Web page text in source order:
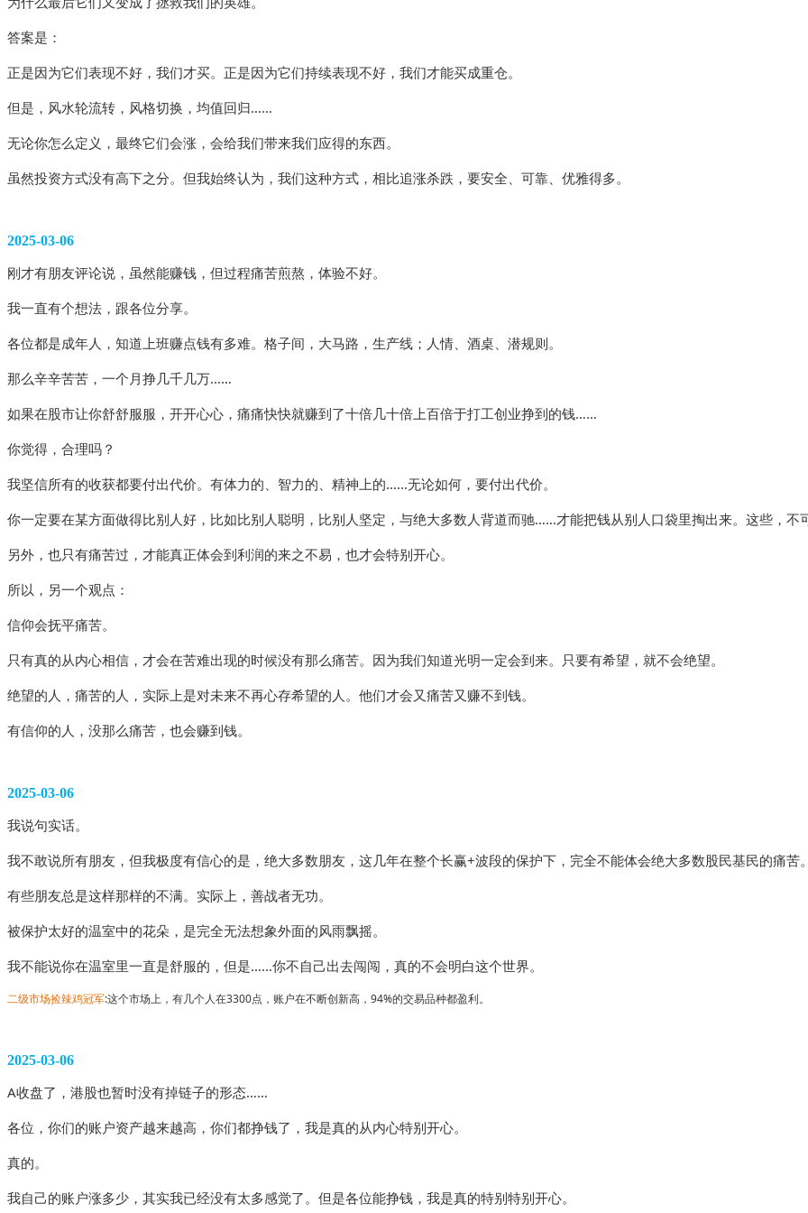
答案是：
正是因为它们表现不好，我们才买。正是因为它们持续表现不好，我们才能买成重仓。
但是，风水轮流转，风格切换，均值回归……
无论你怎么定义，最终它们会涨，会给我们带来我们应得的东西。
虽然投资方式没有高下之分。但我始终认为，我们这种方式，相比追涨杀跌，要安全、可靠、优雅得多。
2025-03-06
刚才有朋友评论说，虽然能赚钱，但过程痛苦煎熬，体验不好。
我一直有个想法，跟各位分享。
各位都是成年人，知道上班赚点钱有多难。格子间，大马路，生产线；人情、酒桌、潜规则。
那么辛辛苦苦，一个月挣几千几万……
如果在股市让你舒舒服服，开开心心，痛痛快快就赚到了十倍几十倍上百倍于打工创业挣到的钱……
你觉得，合理吗？
我坚信所有的收获都要付出代价。有体力的、智力的、精神上的……无论如何，要付出代价。
你一定要在某方面做得比别人好，比如比别人聪明，比别人坚定，与绝大多数人背道而驰……才能把钱从别人口袋里掏出来。这些，不
另外，也只有痛苦过，才能真正体会到利润的来之不易，也才会特别开心。
所以，另一个观点：
信仰会抚平痛苦。
只有真的从内心相信，才会在苦难出现的时候没有那么痛苦。因为我们知道光明一定会到来。只要有希望，就不会绝望。
绝望的人，痛苦的人，实际上是对未来不再心存希望的人。他们才会又痛苦又赚不到钱。
有信仰的人，没那么痛苦，也会赚到钱。
2025-03-06
我说句实话。
我不敢说所有朋友，但我极度有信心的是，绝大多数朋友，这几年在整个长赢+波段的保护下，完全不能体会绝大多数股民基民的痛苦。
有些朋友总是这样那样的不满。实际上，善战者无功。
被保护太好的温室中的花朵，是完全无法想象外面的风雨飘摇。
我不能说你在温室里一直是舒服的，但是……你不自己出去闯闯，真的不会明白这个世界。
二级市场捡辣鸡冠军:这个市场上，有几个人在3300点，账户在不断创新高，94%的交易品种都盈利。
2025-03-06
A收盘了，港股也暂时没有掉链子的形态……
各位，你们的账户资产越来越高，你们都挣钱了，我是真的从内心特别开心。
真的。
我自己的账户涨多少，其实我已经没有太多感觉了。但是各位能挣钱，我是真的特别特别开心。